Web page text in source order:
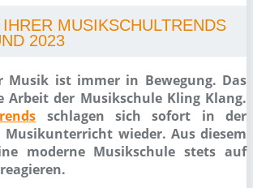
MUSIKSCHULTRENDS
2023
Musik ist immer in Bewegung. Das
der Musikschule Kling Klang.
schlagen sich sofort in der
Musikunterricht wieder. Aus diesem
moderne Musikschule stets auf